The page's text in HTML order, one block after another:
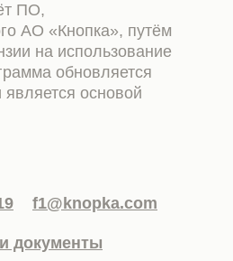
f1@knopka.com
документы
ПО,
АО «Кнопка», путём
на использование
обновляется
основой